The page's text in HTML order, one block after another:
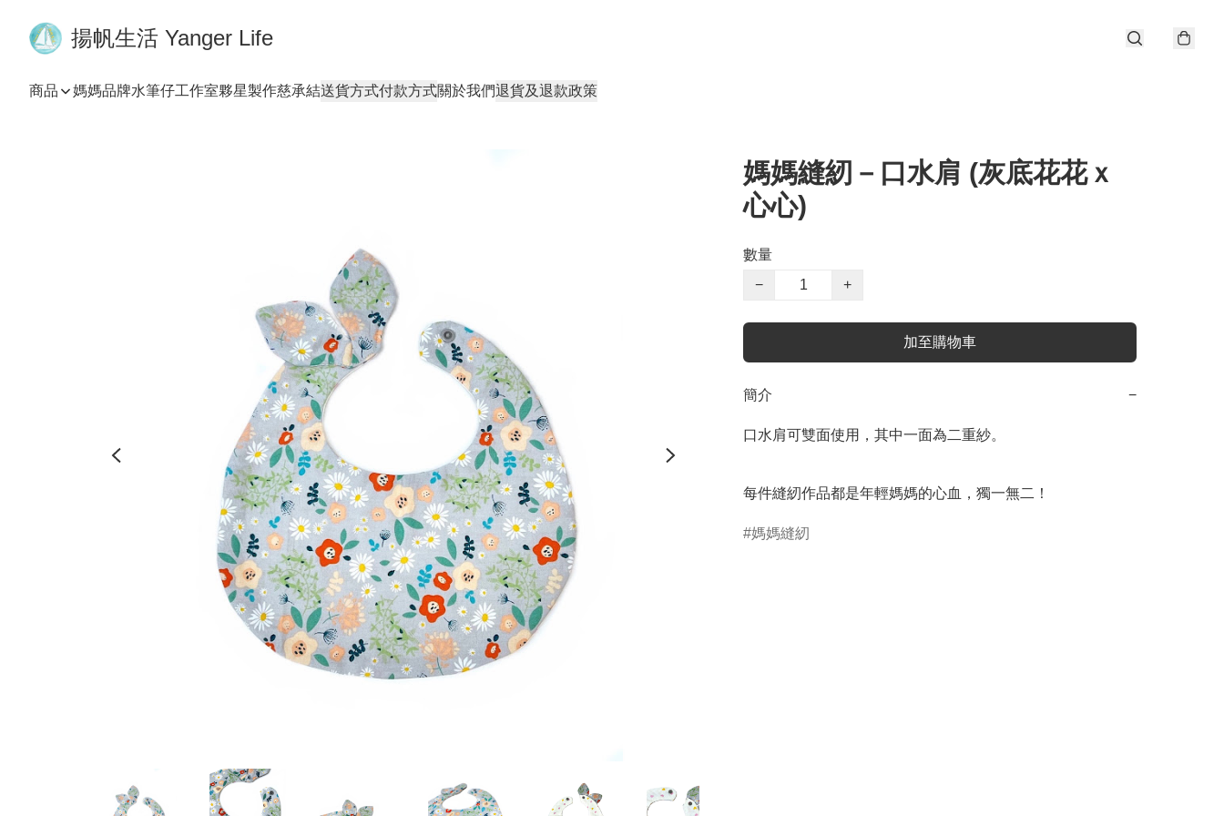
揚帆生活 Yanger Life
商品 媽媽品牌水筆仔工作室夥星製作慈承結送貨方式付款方式關於我們退貨及退款政策
媽媽縫紉－口水肩 (灰底花花ｘ
心心)
數量
−
+
加至購物車
簡介 −
口水肩可雙面使用，其中一面為二重紗。
每件縫紉作品都是年輕媽媽的心血，獨一無二！
媽媽縫紉